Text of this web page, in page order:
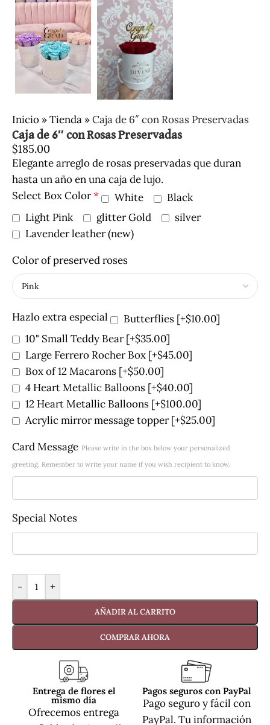
Inicio »Tienda »Caja de 6″ con Rosas Preservadas
Caja de 6″ con Rosas Preservadas
$185.00
Elegante arreglo de rosas preservadas que duran
hasta un año en una caja de lujo.
Select Box Color* White
Black
Light Pink
glitter Gold
silver
Lavender leather (new)
Color of preserved roses
Hazlo extra especial Butterflies [+$10.00]
10" Small Teddy Bear[+$35.00]
Large Ferrero Rocher Box [+$45.00]
Box of 12 Macarons [+$50.00]
4 Heart Metallic Balloons [+$40.00]
12 Heart Metallic Balloons [+$100.00]
Acrylic mirror message topper[+$25.00]
Card Message Please write in the box below your personalized
greeting. Remember to write your name if you wish recipient to know.
Special Notes
- +
AÑADIR AL CARRITO
COMPRAR AHORA
Entrega de flores el
mismo día
Ofrecemos entrega
Pagos seguros con PayPal
Pago seguro y fácil con
PayPal. Tu información